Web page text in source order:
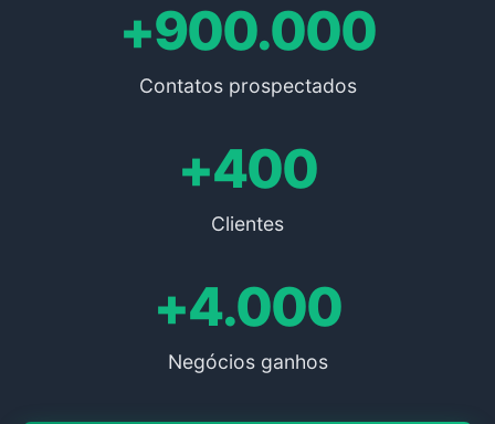
+900.000
Contatos prospectados
+400
Clientes
+4.000
Negócios ganhos